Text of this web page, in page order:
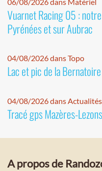
Vuarnet Racing 05 :
Pyrénées et sur Aubrac
04/08/2026 dans Topo
Lac et pic de la Bernatoire
04/08/2026 dans Actualités
Tracé gps Mazères-
A propos de